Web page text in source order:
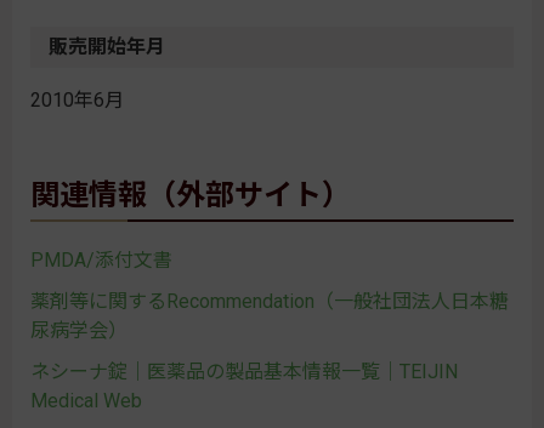
販売開始年月
2010年6月
関連情報（外部サイト）
PMDA/添付文書
薬剤等に関するRecommendation（一般社団法人日本糖
尿病学会）
ネシーナ錠｜医薬品の製品基本情報一覧｜TEIJIN
Medical Web